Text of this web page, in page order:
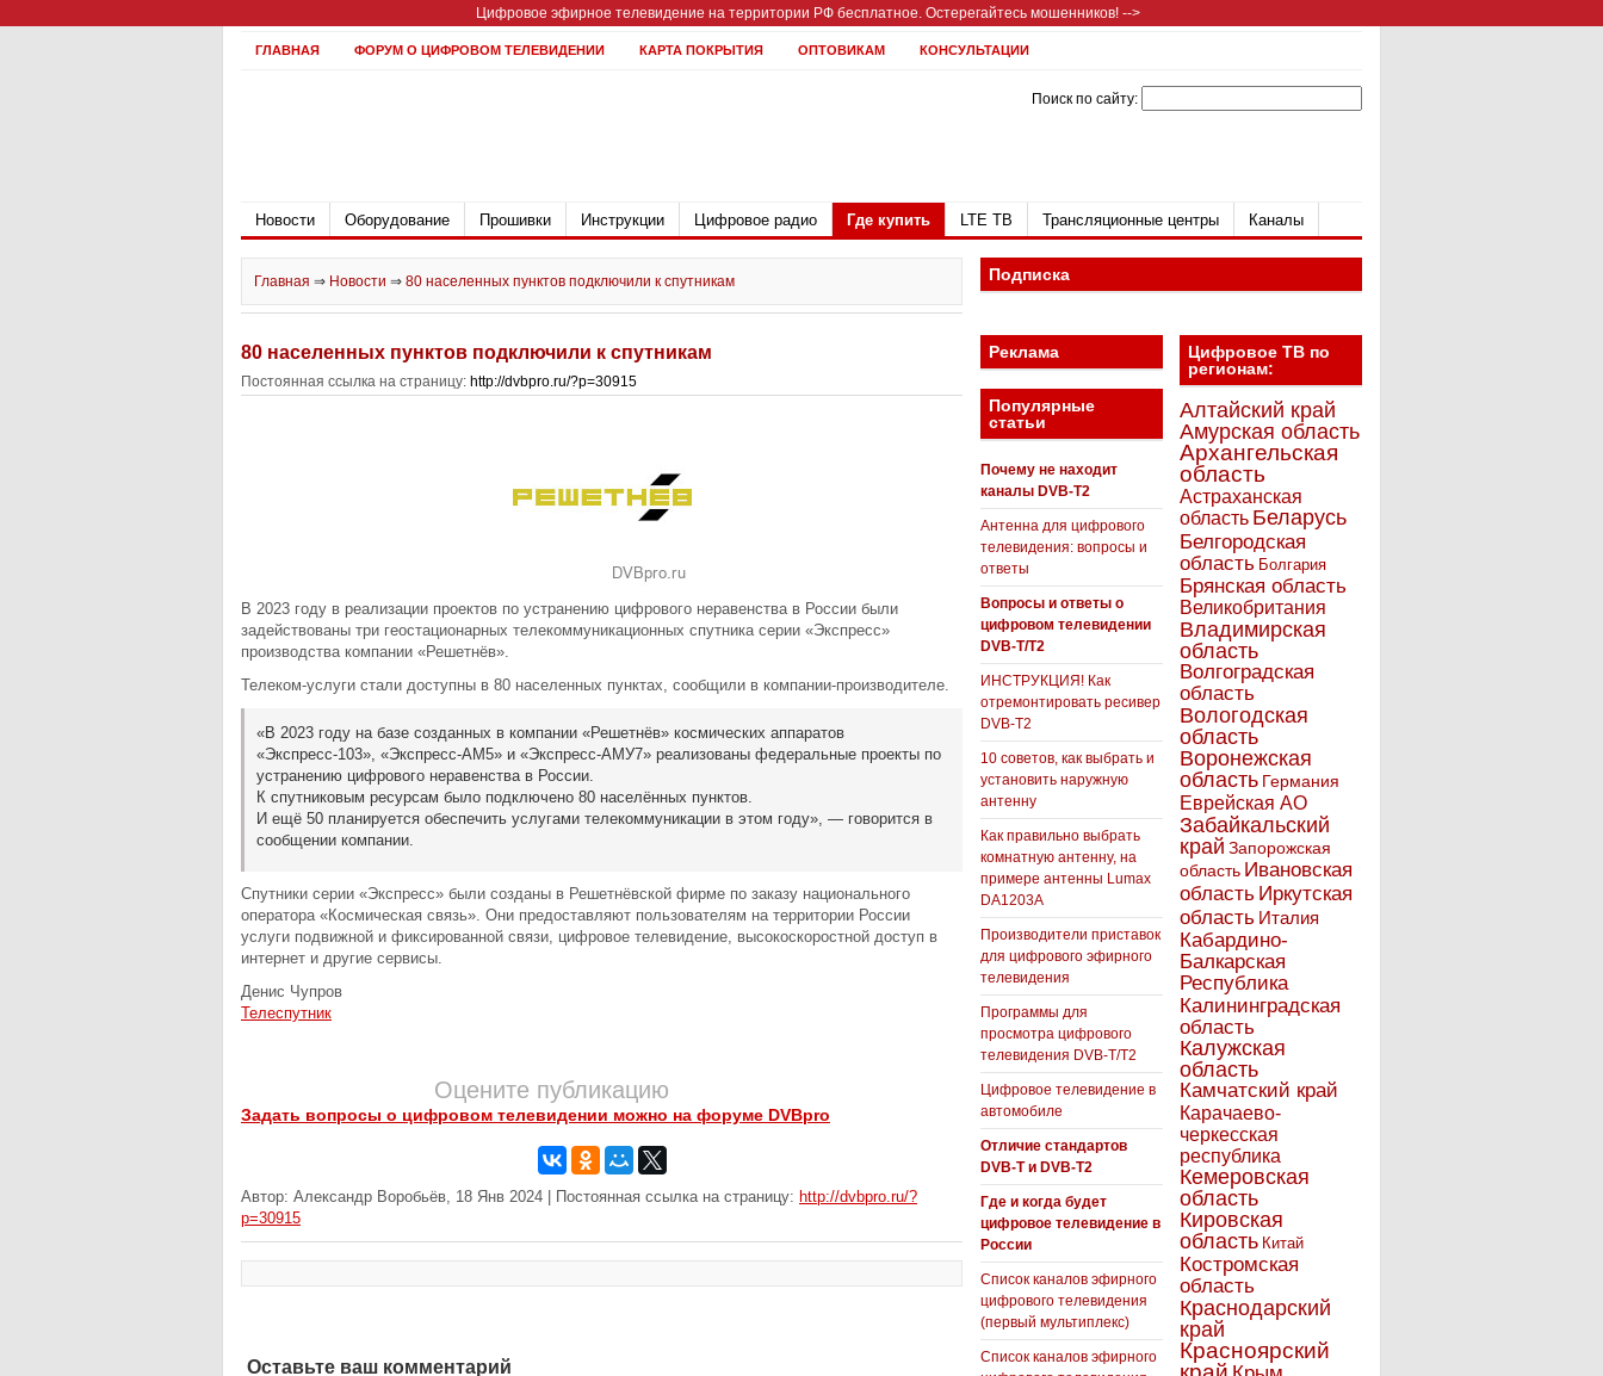
Цифровое эфирное телевидение на территории РФ бесплатное. Остерегайтесь мошенников! -->
ГЛАВНАЯ ФОРУМ О ЦИФРОВОМ ТЕЛЕВИДЕНИИ КАРТА ПОКРЫТИЯ ОПТОВИКАМ КОНСУЛЬТАЦИИ
Поиск по сайту:
Новости Оборудование Прошивки Инструкции Цифровое радио Где купить LTE ТВ Трансляционные центры Каналы
Главная ⇒ Новости ⇒ 80 населенных пунктов подключили к спутникам
80 населенных пунктов подключили к спутникам
Постоянная ссылка на страницу: http://dvbpro.ru/?p=30915
В 2023 году в реализации проектов по устранению цифрового неравенства в России были
задействованы три геостационарных телекоммуникационных спутника серии «Экспресс»
производства компании «Решетнёв».
Телеком-услуги стали доступны в 80 населенных пунктах, сообщили в компании-производителе.
«В 2023 году на базе созданных в компании «Решетнёв» космических аппаратов
«Экспресс-103», «Экспресс-АМ5» и «Экспресс-АМУ7» реализованы федеральные проекты по
устранению цифрового неравенства в России.
К спутниковым ресурсам было подключено 80 населённых пунктов.
И ещё 50 планируется обеспечить услугами телекоммуникации в этом году», — говорится в
сообщении компании.
Спутники серии «Экспресс» были созданы в Решетнёвской фирме по заказу национального
оператора «Космическая связь». Они предоставляют пользователям на территории России
услуги подвижной и фиксированной связи, цифровое телевидение, высокоскоростной доступ в
интернет и другие сервисы.
Денис Чупров
Телеспутник
Оцените публикацию
Задать вопросы о цифровом телевидении можно на форуме DVBpro
Автор: Александр Воробьёв, 18 Янв 2024 | Постоянная ссылка на страницу: http://dvbpro.ru/?
p=30915
Оставьте ваш комментарий
Подписка
Реклама
Популярные
статьи
Почему не находит
каналы DVB-T2
Антенна для цифрового
телевидения: вопросы и
ответы
Вопросы и ответы о
цифровом телевидении
DVB-T/T2
ИНСТРУКЦИЯ! Как
отремонтировать ресивер
DVB-T2
10 советов, как выбрать и
установить наружную
антенну
Как правильно выбрать
комнатную антенну, на
примере антенны Lumax
DA1203А
Производители приставок
для цифрового эфирного
телевидения
Программы для
просмотра цифрового
телевидения DVB-T/T2
Цифровое телевидение в
автомобиле
Отличие стандартов
DVB-T и DVB-T2
Где и когда будет
цифровое телевидение в
России
Список каналов эфирного
цифрового телевидения
(первый мультиплекс)
Список каналов эфирного
Цифровое ТВ по
регионам:
Алтайский край
Амурская область
Архангельская
область
Астраханская
область Беларусь
Белгородская
область Болгария
Брянская область
Великобритания
Владимирская
область
Волгоградская
область
Вологодская
область
Воронежская
область Германия
Еврейская АО
Забайкальский
край Запорожская
область Ивановская
область Иркутская
область Италия
Кабардино-
Балкарская
Республика
Калининградская
область
Калужская
область
Камчатский край
Карачаево-
черкесская
республика
Кемеровская
область
Кировская
область Китай
Костромская
область
Краснодарский
край
Красноярский